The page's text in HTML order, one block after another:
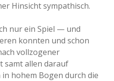
Hinsicht sympathisch.
nur ein Spiel — und
konnten und schon
vollzogener
samt allen darauf
hohem Bogen durch die